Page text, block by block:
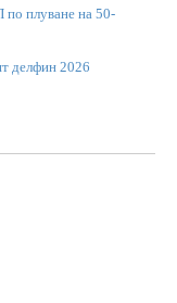
по плуване на 50-
делфин 2026